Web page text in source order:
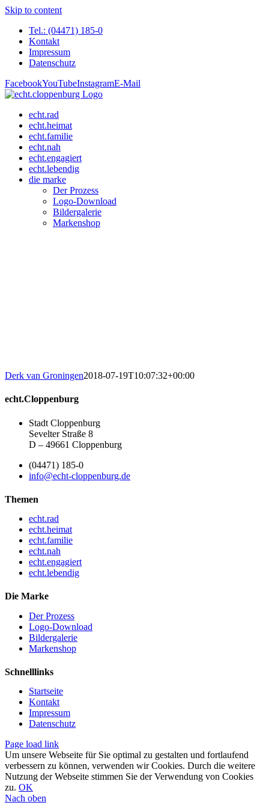
Skip to content
Tel.: (04471) 185-0
Kontakt
Impressum
Datenschutz
FacebookYouTubeInstagramE-Mail
echt.rad
echt.heimat
echt.familie
echt.nah
echt.engagiert
echt.lebendig
die marke
Der Prozess
Logo-Download
Bildergalerie
Markenshop
Derk van Groningen2018-07-19T10:07:32+00:00
echt.Cloppenburg
Stadt Cloppenburg
Sevelter Straße 8
D – 49661 Cloppenburg
(04471) 185-0
info@echt-cloppenburg.de
Themen
echt.rad
echt.heimat
echt.familie
echt.nah
echt.engagiert
echt.lebendig
Die Marke
Der Prozess
Logo-Download
Bildergalerie
Markenshop
Schnelllinks
Startseite
Kontakt
Impressum
Datenschutz
Page load link
Um unsere Webseite für Sie optimal zu gestalten und fortlaufend
verbessern zu können, verwenden wir Cookies. Durch die weitere
Nutzung der Webseite stimmen Sie der Verwendung von Cookies
zu. OK
Nach oben